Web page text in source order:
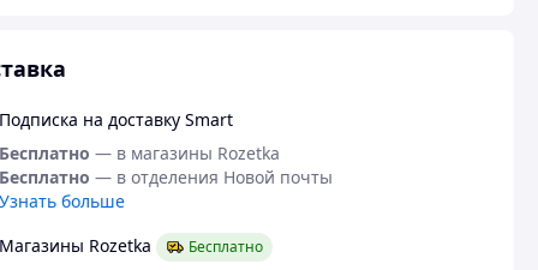
на доставку Smart
— в магазины Rozetka
— в отделения Новой почты
больше
Rozetka
Бесплатно